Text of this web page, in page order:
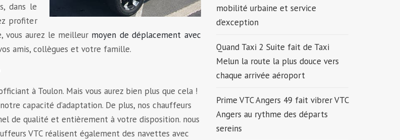
dans le
profiter
vous aurez le meilleur moyen de déplacement avec
amis, collègues et votre famille.
à Toulon. Mais vous aurez bien plus que cela !
capacité d’adaptation. De plus, nos chauffeurs
de qualité et entièrement à votre disposition. nous
VTC réalisent également des navettes avec
mobilité urbaine et service
d’exception
Quand Taxi 2 Suite fait de Taxi
Melun la route la plus douce vers
chaque arrivée aéroport
Prime VTC Angers 49 fait vibrer VTC
Angers au rythme des départs
sereins